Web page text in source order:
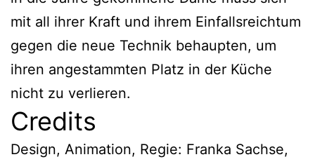
mit all ihrer Kraft und ihrem Einfallsreichtum
gegen die neue Technik behaupten, um
ihren angestammten Platz in der Küche
nicht zu verlieren.
Credits
Design, Animation, Regie: Franka Sachse,